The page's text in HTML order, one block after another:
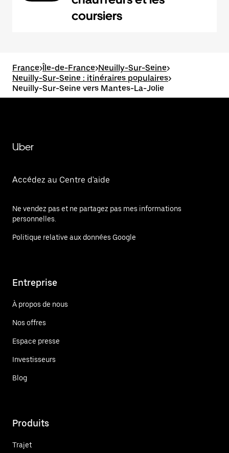
coursiers
France>Île-de-France>Neuilly-Sur-Seine>
Neuilly-Sur-Seine : itinéraires populaires>
Neuilly-Sur-Seine vers Mantes-La-Jolie
Uber
Accédez au Centre d'aide
Ne vendez pas et ne partagez pas mes informations
personnelles.
Politique relative aux données Google
Entreprise
À propos de nous
Nos offres
Espace presse
Investisseurs
Blog
Produits
Trajet